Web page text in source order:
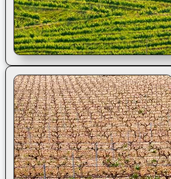
Hileras verdes de viñas en Zarautz,
costa vasca